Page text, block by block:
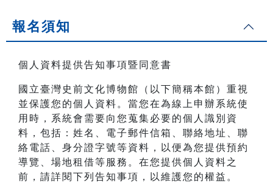
報名須知
個人資料提供告知事項暨同意書
國立臺灣史前文化博物館（以下簡稱本館）重視
並保護您的個人資料。當您在為線上申辦系統使
用時，系統會需要向您蒐集必要的個人識別資
料，包括：姓名、電子郵件信箱、聯絡地址、聯
絡電話、身分證字號等資料，以便為您提供預約
導覽、場地租借等服務。在您提供個人資料之
前，請詳閱下列告知事項，以維護您的權益。